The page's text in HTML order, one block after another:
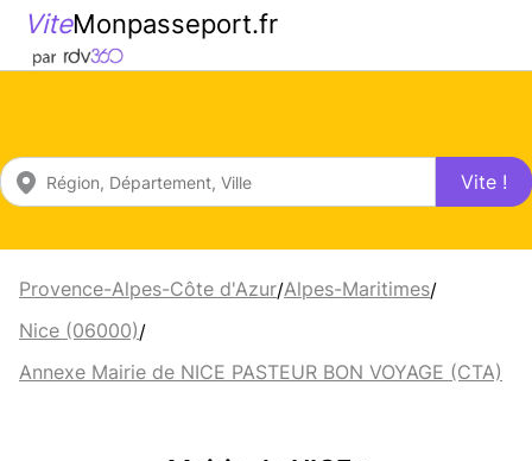
ViteMonpasseport.fr
Vite !
Provence-Alpes-Côte d'Azur/Alpes-Maritimes/
Nice (06000)/
Annexe Mairie de NICE PASTEUR BON VOYAGE (CTA)